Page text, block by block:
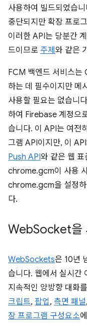
사용하여 빌드되었습
중단되지만 확장 프로
이러한 API는 당분간
드이므로 주제 와 같은
FCM 백엔드 서비스는
하는 데 필수이지만 메
사용할 필요는 없습니
하여 Firebase 계정으
습니다. 이 API는 여전
그램 API이지만, 이
Push API와 같은 웹
chrome.gcm이 사용
chrome.gcm을 설정
다.
WebSocket을
WebSockets은 10년
습니다. 웹에서 실시간
지속적인 양방향 대화
크립트, 팝업, 측면 패널,
장 프로그램 구성요소